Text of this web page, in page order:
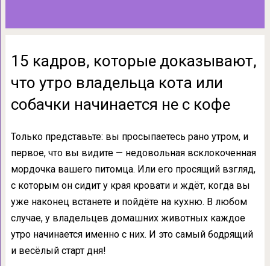
15 кадров, которые доказывают,
что утро владельца кота или
собачки начинается не с кофе
Только представьте: вы просыпаетесь рано утром, и
первое, что вы видите — недовольная всклокоченная
мордочка вашего питомца. Или его просящий взгляд,
с которым он сидит у края кровати и ждёт, когда вы
уже наконец встанете и пойдёте на кухню. В любом
случае, у владельцев домашних животных каждое
утро начинается именно с них. И это самый бодрящий
и весёлый старт дня!